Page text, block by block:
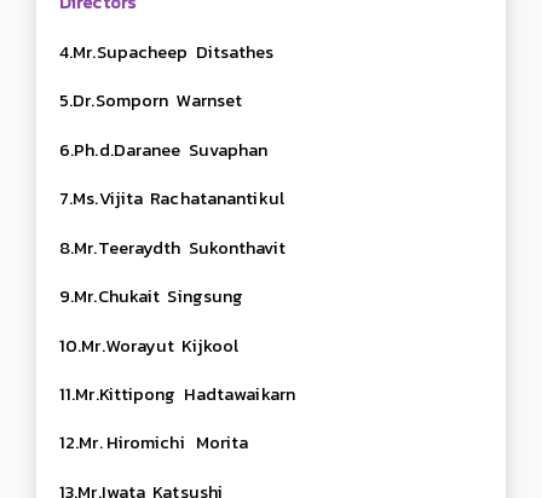
4.Mr.Supacheep Ditsathes
5.Dr.Somporn Warnset
6.Ph.d.Daranee Suvaphan
7.Ms.Vijita Rachatanantikul
8.Mr.Teeraydth Sukonthavit
9.Mr.Chukait Singsung
10.Mr.Worayut Kijkool
11.Mr.Kittipong Hadtawaikarn
12.Mr.Hiromichi Morita
13.Mr.Iwata Katsushi